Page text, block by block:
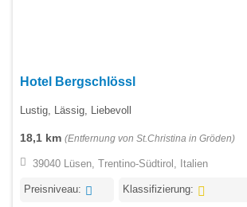
Hotel Bergschlössl
Lustig, Lässig, Liebevoll
18,1 km (Entfernung von St.Christina in Gröden)
39040 Lüsen, Trentino-Südtirol, Italien
Preisniveau: Klassifizierung: